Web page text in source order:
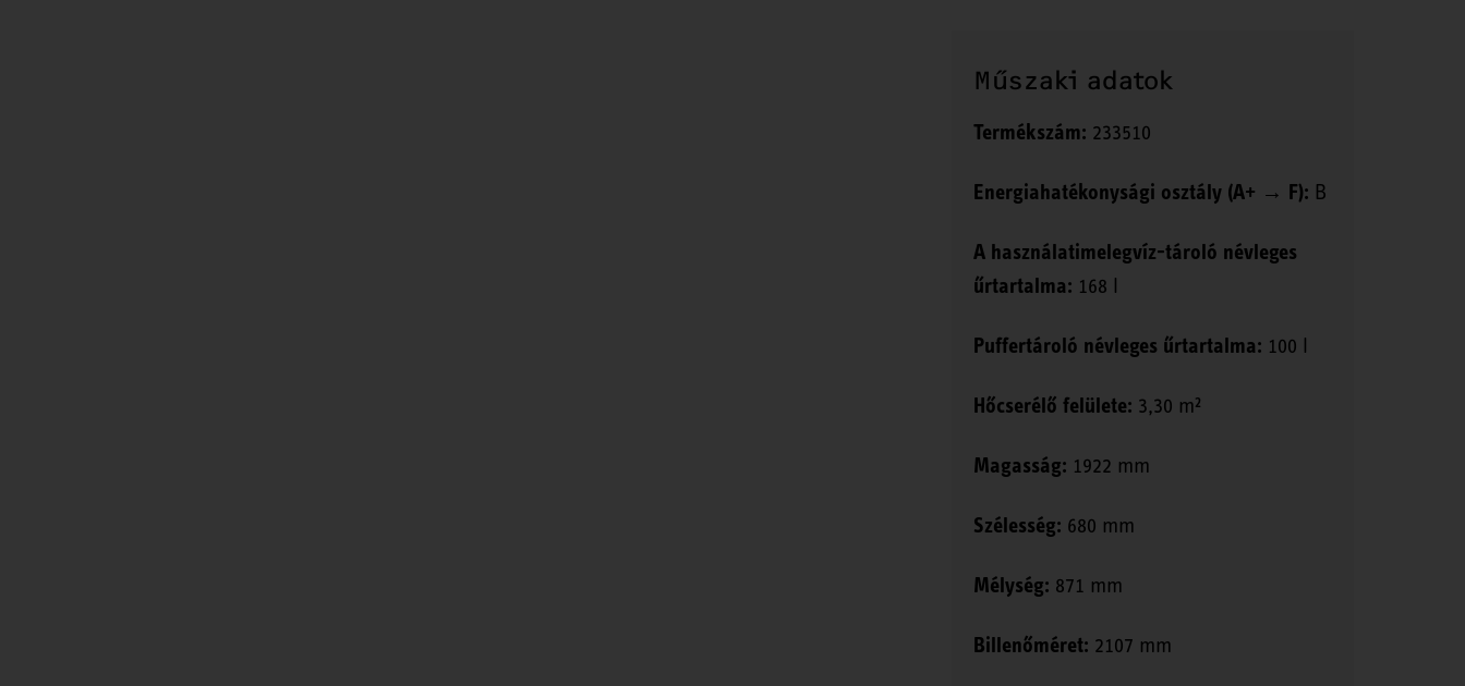
Műszaki adatok
Termékszám: 233510
Energiahatékonysági osztály (A+ → F): B
A használatimelegvíz-tároló névleges
űrtartalma: 168 l
Puffertároló névleges űrtartalma: 100 l
Hőcserélő felülete: 3,30 m²
Magasság: 1922 mm
Szélesség: 680 mm
Mélység: 871 mm
Billenőméret: 2107 mm